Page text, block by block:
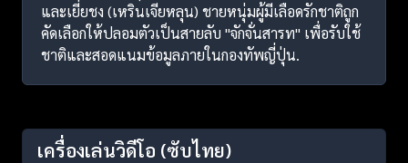
และเยี่ยชง (เหรินเจียหลุน) ชายหนุ่มผู้มีเลือดรักชาติถูก
คัดเลือกให้ปลอมตัวเป็นสายลับ "จักจั่นสารท" เพื่อรับใช้
ชาติและสอดแนมข้อมูลภายในกองทัพญี่ปุ่น.
เครื่องเล่นวิดีโอ (ซับไทย)